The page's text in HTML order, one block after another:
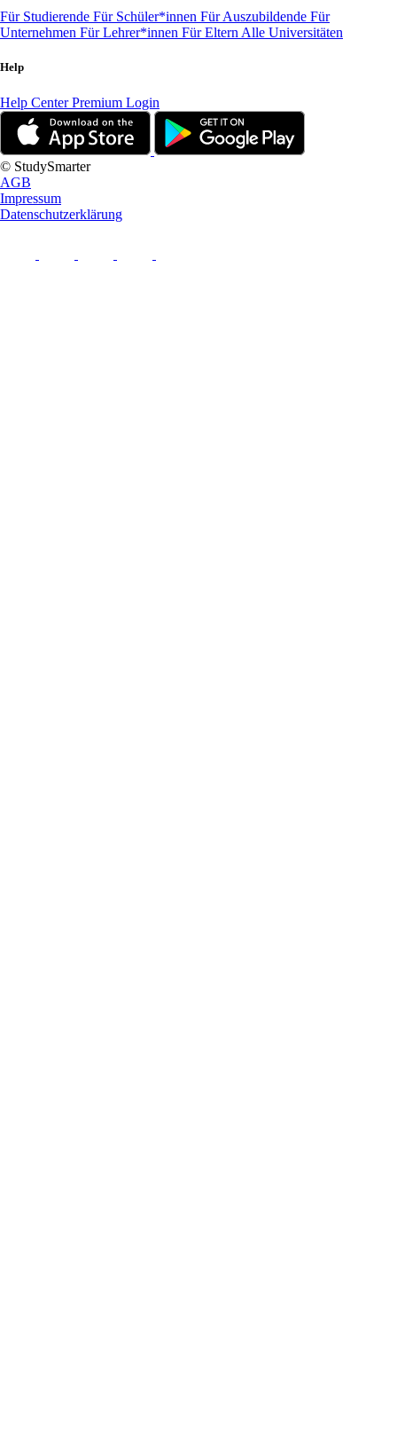
Für Studierende Für Schüler*innen Für Auszubildende Für
Unternehmen Für Lehrer*innen Für Eltern Alle Universitäten
Help
Help CenterPremium Login
© StudySmarter
AGB
Impressum
Datenschutzerklärung